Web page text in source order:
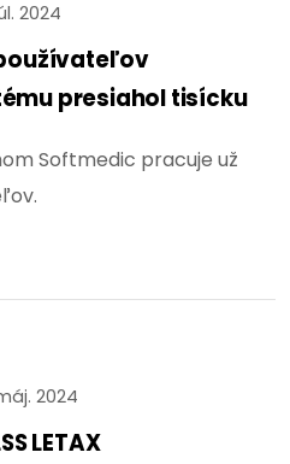
2024
presiahol tisícku
Softmedic pracuje už
2024
LETAX